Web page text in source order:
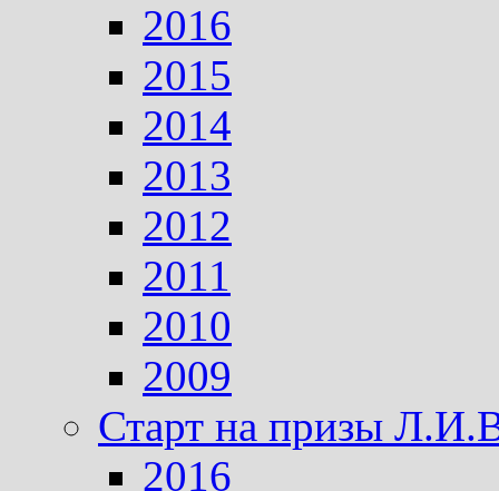
2016
2015
2014
2013
2012
2011
2010
2009
Старт на призы
2016